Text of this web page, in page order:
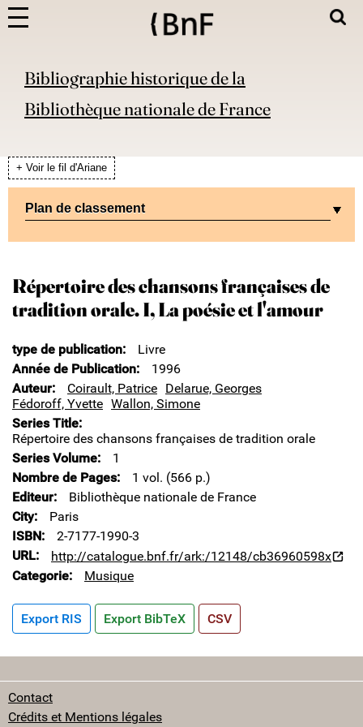
Bibliographie historique de la
Bibliothèque nationale de France
+ Voir le fil d'Ariane
Plan de classement
Répertoire des chansons françaises de
tradition orale. I, La poésie et l'amour
type de publication
Livre
Année de Publication
1996
Auteur
Coirault, Patrice Delarue, Georges
Fédoroff, Yvette Wallon, Simone
Series Title
Répertoire des chansons françaises de tradition orale
Series Volume
1
Nombre de Pages
1 vol. (566 p.)
Editeur
Bibliothèque nationale de France
City
Paris
ISBN
2-7177-1990-3
URL
http://catalogue.bnf.fr/ark:/12148/cb36960598x
Categorie
Musique
Export RIS Export BibTeX CSV
Contact
Crédits et Mentions légales